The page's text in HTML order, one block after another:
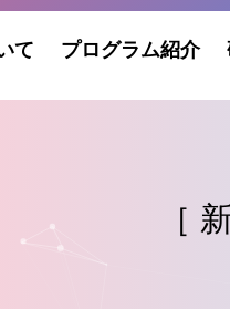
て プログラム紹介
［